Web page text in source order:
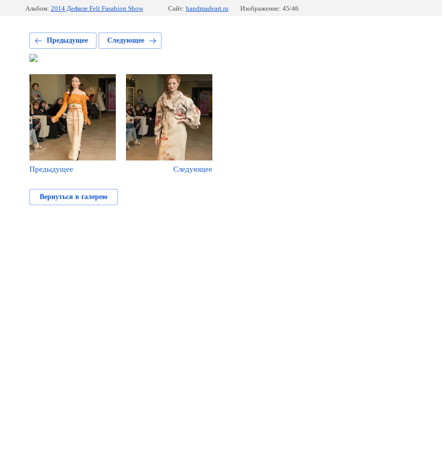
Альбом: 2014 Дефиле Felt Fasahion Show Сайт: handmadeart.ru Изображение: 45/46
Предыдущее Следующее
Предыдущее Следующее
Вернуться в галерею